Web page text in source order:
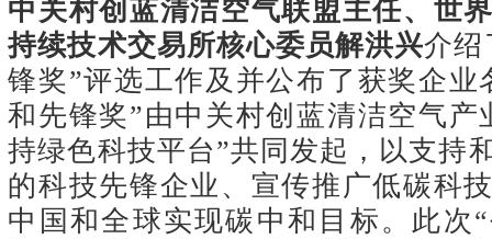
中关村创蓝清洁空气联盟主任、世
持续技术交易所核心委员解洪兴介绍
锋奖”评选工作及并公布了获奖企业
和先锋奖”由中关村创蓝清洁空气产
持绿色科技平台”共同发起，以支持
的科技先锋企业、宣传推广低碳科
中国和全球实现碳中和目标。此次